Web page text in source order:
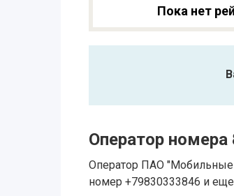
Пока нет
Оператор
Оператор ПАО "Мобильные
номер +79830333846 и